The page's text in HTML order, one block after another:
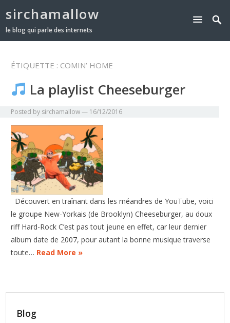
sirchamallow
le blog qui parle des internets
ÉTIQUETTE : COMIN’ HOME
La playlist Cheeseburger
Posted by sirchamallow— 16/12/2016
Découvert en traînant dans les méandres de YouTube, voici
le groupe New-Yorkais (de Brooklyn) Cheeseburger, au doux
riff Hard-Rock C’est pas tout jeune en effet, car leur dernier
album date de 2007, pour autant la bonne musique traverse
toute… Read More »
Blog